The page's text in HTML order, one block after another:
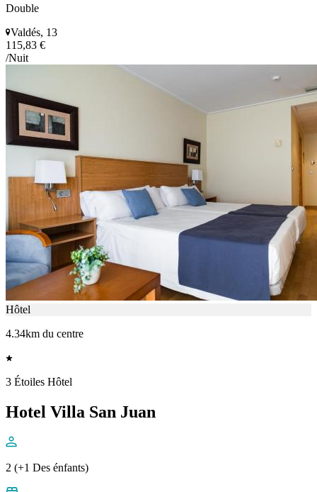
Double
Valdés, 13
115,83 €
/Nuit
Hôtel
4.34km du centre
3 Étoiles Hôtel
Hotel Villa San Juan
2 (+1 Des énfants)